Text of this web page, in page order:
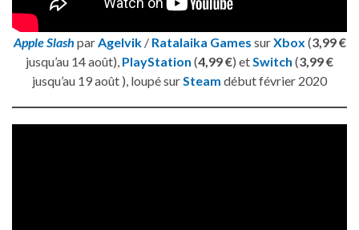
Apple Slash par Agelvik/ Ratalaika Games surXbox (3,99 €
jusqu’au 14 août), PlayStation (4,99 €) et Switch (3,99 €
jusqu’au 19 août ), loupé sur Steam début février 2020